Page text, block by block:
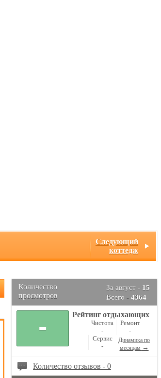
Следующий
коттедж
Количество
просмотров
За август - 15
Всего - 4364
- Рейтинг отдыхающих
Чистота
-
Ремонт
-
Сервис
-
Динамика по
месяцам →
Количество отзывов - 0